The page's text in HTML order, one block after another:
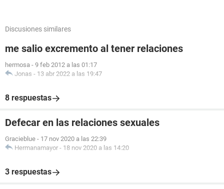
Discusiones similares
me salio excremento al tener relaciones
hermosa - 9 feb 2012 a las 01:17
Jonas - 13 abr 2022 a las 19:47
8 respuestas
Defecar en las relaciones sexuales
Gracieblue - 17 nov 2020 a las 22:39
Hermanamayor - 18 nov 2020 a las 14:20
3 respuestas